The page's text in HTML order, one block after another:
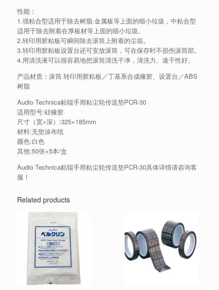
性能：
1.强粘合型适用于除去树脂.金属板等上面的细小垃圾，中粘合型
适用于除去附着在厚板材等上面的细小垃圾。
2.转印用胶粘板可瞬间除去滚筒上附着的尘垢。
3.转印用胶粘板设置台还可安放滚筒，可在保存时不损伤滚筒部。
4.用清洗液可以很容易地把滚筒清洗干净，清洗力、速干性好。
产品材质：滚筒.转印用胶粘板／丁基系合成橡胶、设置台／ABS
树脂
Audio Technica粘辊手用粘尘轮传送垫PCR-30
适用型号:硅橡胶
尺寸（宽×深）:325×185mm
材料:无垫涂布纸
颜色:白色
其他:50张×5本/盒
Audio Technica粘辊手用粘尘轮传送垫PCR-30具体详情请咨询客
服！
Related products